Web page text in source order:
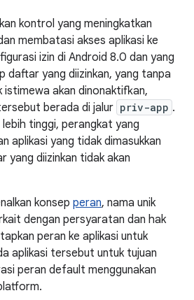
kontrol yang meningkatkan
membatasi akses aplikasi ke
izin di Android 8.0 dan yang
daftar yang diizinkan, yang tanpa
istimewa akan dinonaktifkan,
berada di jalur priv-app .
tinggi, perangkat yang
aplikasi yang tidak dimasukkan
yang diizinkan tidak akan
konsep peran, nama unik
dengan persyaratan dan hak
peran ke aplikasi untuk
aplikasi tersebut untuk tujuan
peran default menggunakan